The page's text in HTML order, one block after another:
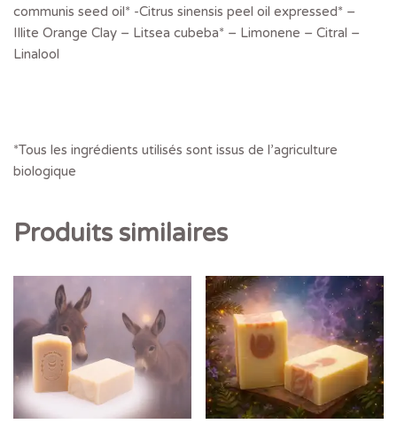
communis seed oil* -Citrus sinensis peel oil expressed* –
Illite Orange Clay – Litsea cubeba* – Limonene – Citral –
Linalool
*Tous les ingrédients utilisés sont issus de l’agriculture
biologique
Produits similaires